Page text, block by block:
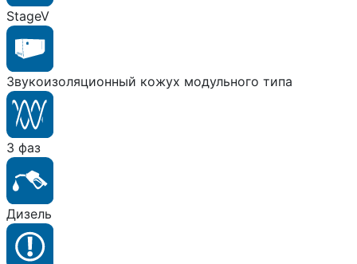
StageV
Звукоизоляционный кожух модульного типа
3 фаз
Дизель